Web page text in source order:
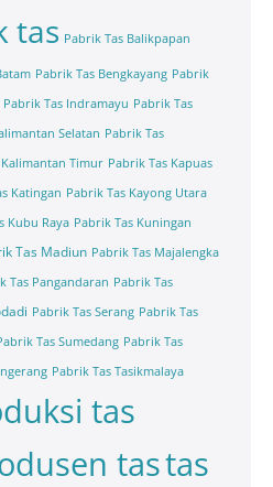
tas Pabrik Tas Balikpapan
Pabrik Tas Bengkayang Pabrik
Pabrik Tas Indramayu Pabrik Tas
Selatan Pabrik Tas
Kalimantan Timur Pabrik Tas Kapuas
Katingan Pabrik Tas Kayong Utara
Kubu Raya Pabrik Tas Kuningan
Tas Madiun Pabrik Tas Majalengka
Tas Pangandaran Pabrik Tas
Pabrik Tas Serang Pabrik Tas
Tas Sumedang Pabrik Tas
Pabrik Tas Tasikmalaya
tas
tastas